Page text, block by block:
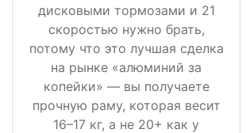
дисковыми тормозами и 21
скоростью нужно брать,
потому что это лучшая сделка
на рынке «алюминий за
копейки» — вы получаете
прочную раму, которая весит
16–17 кг, а не 20+ как у